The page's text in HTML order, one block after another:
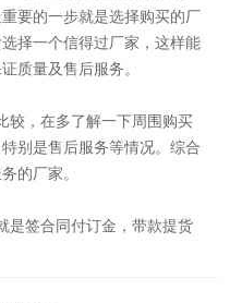
要的一步就是选择购买的厂
择一个信得过厂家，这样能
质量及售后服务。
，在多了解一下周围购买
别是售后服务等情况。综合
的厂家。
签合同付订金，带款提货